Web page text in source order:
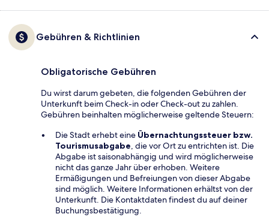
Gebühren & Richtlinien
Obligatorische Gebühren
Du wirst darum gebeten, die folgenden Gebühren der
Unterkunft beim Check-in oder Check-out zu zahlen.
Gebühren beinhalten möglicherweise geltende Steuern:
Die Stadt erhebt eine Übernachtungssteuer bzw.
Tourismusabgabe, die vor Ort zu entrichten ist. Die
Abgabe ist saisonabhängig und wird möglicherweise
nicht das ganze Jahr über erhoben. Weitere
Ermäßigungen und Befreiungen von dieser Abgabe
sind möglich. Weitere Informationen erhältst von der
Unterkunft. Die Kontaktdaten findest du auf deiner
Buchungsbestätigung.